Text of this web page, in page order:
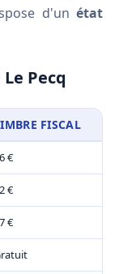
d'un état
Pecq
FISCAL
€
€
€